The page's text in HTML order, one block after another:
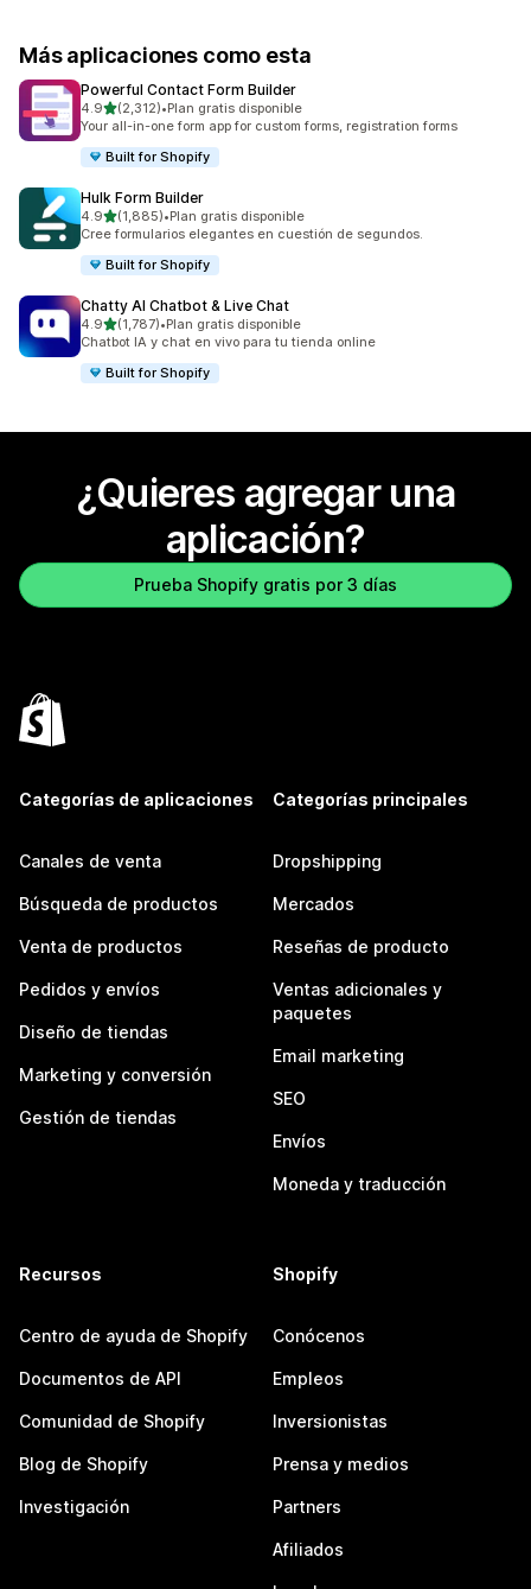
Más aplicaciones como esta
Powerful Contact Form Builder
4.9de 5 estrellas
(2,312)
2312 reseñas en total
•Plan gratis disponible
Your all-in-one form app for custom forms, registration forms
Built for Shopify
Hulk Form Builder
4.9de 5 estrellas
(1,885)
1885 reseñas en total
•Plan gratis disponible
Cree formularios elegantes en cuestión de segundos.
Built for Shopify
Chatty AI Chatbot & Live Chat
4.9de 5 estrellas
(1,787)
1787 reseñas en total
•Plan gratis disponible
Chatbot IA y chat en vivo para tu tienda online
Built for Shopify
¿Quieres agregar una
aplicación?
Prueba Shopify gratis por 3 días
Categorías de aplicaciones
Canales de venta
Búsqueda de productos
Venta de productos
Pedidos y envíos
Diseño de tiendas
Marketing y conversión
Gestión de tiendas
Categorías principales
Dropshipping
Mercados
Reseñas de producto
Ventas adicionales y
paquetes
Email marketing
SEO
Envíos
Moneda y traducción
Recursos
Centro de ayuda de Shopify
Documentos de API
Comunidad de Shopify
Blog de Shopify
Investigación
Shopify
Conócenos
Empleos
Inversionistas
Prensa y medios
Partners
Afiliados